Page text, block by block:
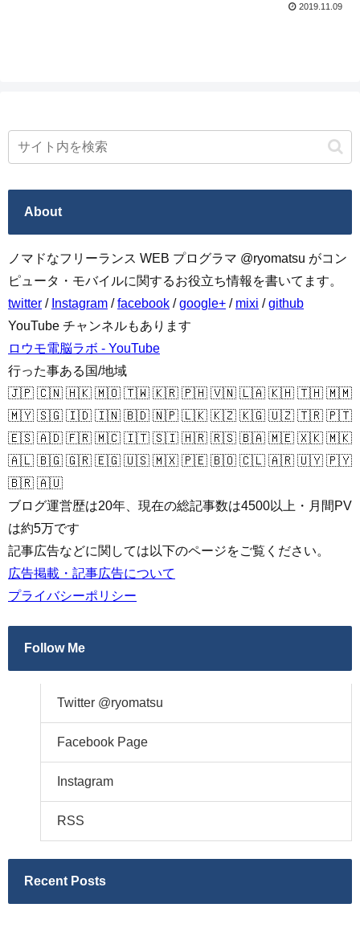
ンビンでは以下のホステルに滞在する事に
2019.11.09
About
ノマドなフリーランス WEB プログラマ @ryomatsu がコン
ピュータ・モバイルに関するお役立ち情報を書いてます。
twitter / Instagram /facebook /google+ / mixi /github
YouTube チャンネルもあります
ロウモ電脳ラボ - YouTube
行った事ある国/地域
🇯🇵 🇨🇳 🇭🇰 🇲🇴 🇹🇼 🇰🇷 🇵🇭 🇻🇳 🇱🇦 🇰🇭 🇹🇭 🇲🇲
🇲🇾 🇸🇬 🇮🇩 🇮🇳 🇧🇩 🇳🇵 🇱🇰 🇰🇿 🇰🇬 🇺🇿 🇹🇷 🇵🇹
🇪🇸 🇦🇩 🇫🇷 🇲🇨 🇮🇹 🇸🇮 🇭🇷 🇷🇸 🇧🇦 🇲🇪 🇽🇰 🇲🇰
🇦🇱 🇧🇬 🇬🇷 🇪🇬 🇺🇸 🇲🇽 🇵🇪 🇧🇴 🇨🇱 🇦🇷 🇺🇾 🇵🇾
🇧🇷 🇦🇺
ブログ運営歴は20年、現在の総記事数は4500以上・月間PV
は約5万です
記事広告などに関しては以下のページをご覧ください。
広告掲載・記事広告について
プライバシーポリシー
Follow Me
Twitter @ryomatsu
Facebook Page
Instagram
RSS
Recent Posts